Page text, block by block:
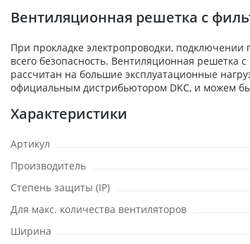
Вентиляционная решетка с
При прокладке электропроводки, подключении
всего безопасность. Вентиляционная решетка
рассчитан на большие эксплуатационные
официальным дистрибьютором DKC, и можем
Характеристики
Артикул
Производитель
Степень защиты (IP)
Для макс. количества вентиляторов
Ширина